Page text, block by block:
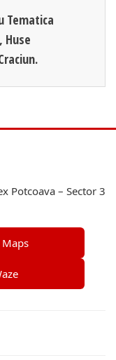
Tematica
Huse
Potcoava – Sector 3